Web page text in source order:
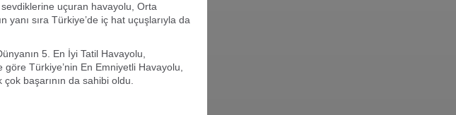
uçuran havayolu, Orta
yanı sıra Türkiye’de iç hat uçuşlarıyla da
5. En İyi Tatil Havayolu,
Türkiye’nin En Emniyetli Havayolu,
başarının da sahibi oldu.